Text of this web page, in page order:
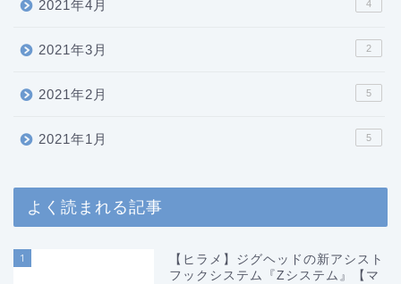
2021年4月 4
2021年3月 2
2021年2月 5
2021年1月 5
よく読まれる記事
1
【ヒラメ】ジグヘッドの新アシスト
フックシステム『Zシステム』【マ